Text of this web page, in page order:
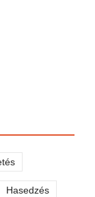
Hasedzés